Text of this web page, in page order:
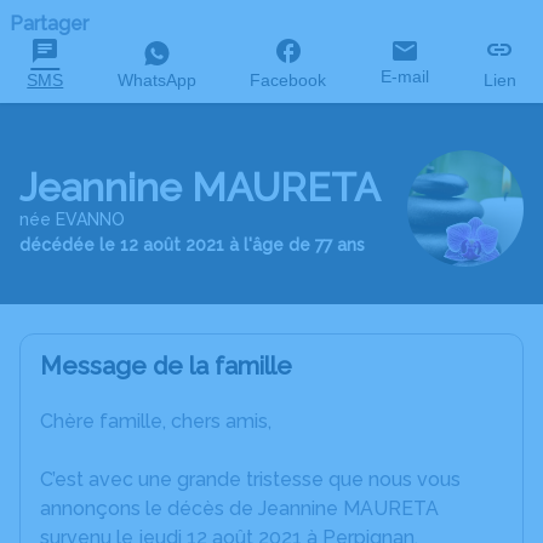
Partager
SMS WhatsApp Facebook E-mail Lien
Jeannine MAURETA
née EVANNO
décédée le 12 août 2021 à l'âge de 77 ans
Message de la famille
Chère famille, chers amis,
C’est avec une grande tristesse que nous vous
annonçons le décès de Jeannine MAURETA
survenu le jeudi 12 août 2021 à Perpignan.